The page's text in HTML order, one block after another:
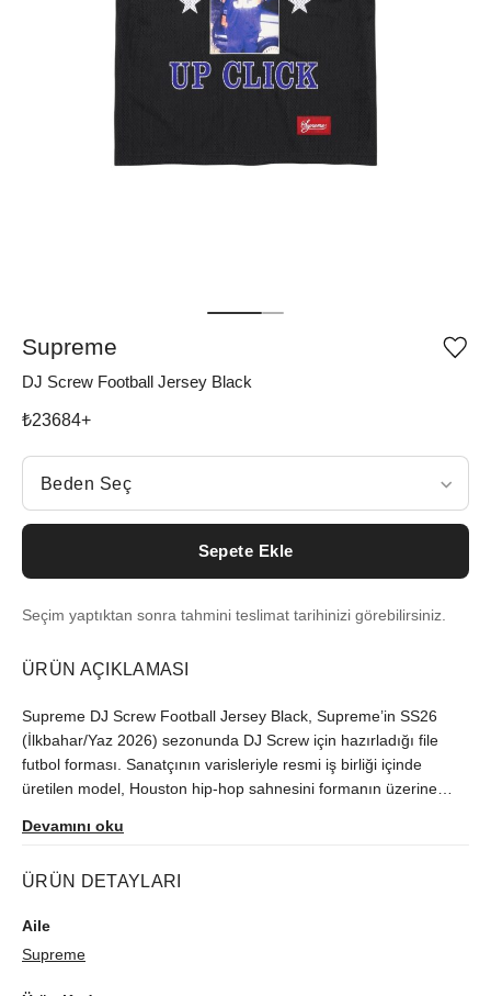
Supreme
DJ Screw Football Jersey Black
₺23684+
Beden Seç
Beden Seç
Sepete Ekle
Seçim yaptıktan sonra tahmini teslimat tarihinizi görebilirsiniz.
ÜRÜN AÇIKLAMASI
Supreme DJ Screw Football Jersey Black, Supreme’in SS26
(İlkbahar/Yaz 2026) sezonunda DJ Screw için hazırladığı file
futbol forması. Sanatçının varisleriyle resmi iş birliği içinde
üretilen model, Houston hip-hop sahnesini formanın üzerine
isimden fazlasını taşıyor: 90'ların Houston sahnesini. %100
hafif ve nefes alır. Elde ve üstte gerçek bir football jersey hissi
logo aplikesi, ensede nakışlı grafik detay var. Tasarım sadece
önden okunmuyor. Sol alt bölümdeki Supreme dokuma jock tag
Devamını oku
ÜRÜN DETAYLARI
Aile
Supreme